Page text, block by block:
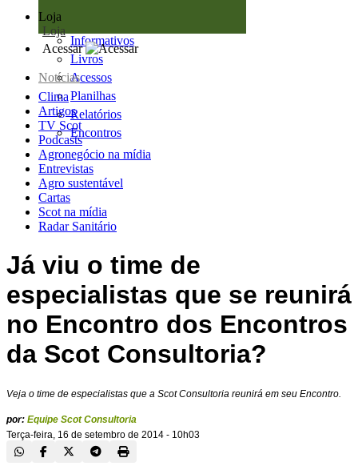
Loja
Loja
Informativos
Livros
Acessos
Planilhas
Relatórios
Encontros
Acessar
Notícias
Clima
Artigos
TV Scot
Podcasts
Agronegócio na mídia
Entrevistas
Agro sustentável
Cartas
Scot na mídia
Radar Sanitário
Já viu o time de
especialistas que se reunirá
no Encontro dos Encontros
da Scot Consultoria?
Veja o time de especialistas que a Scot Consultoria reunirá em seu Encontro.
por: Equipe Scot Consultoria
Terça-feira, 16 de setembro de 2014 - 10h03